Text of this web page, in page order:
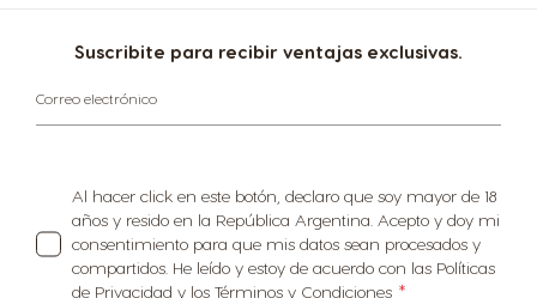
Suscribite para recibir ventajas exclusivas.
Correo electrónico
Al hacer click en este botón, declaro que soy mayor de 18
años y resido en la República Argentina. Acepto y doy mi
consentimiento para que mis datos sean procesados y
compartidos. He leído y estoy de acuerdo con las Políticas
de Privacidad y los Términos y Condiciones